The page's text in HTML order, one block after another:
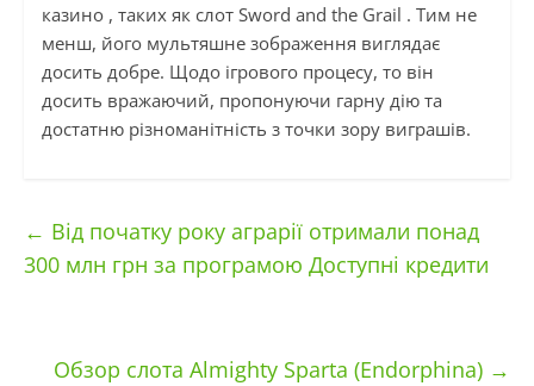
казино , таких як слот Sword and the Grail . Тим не
менш, його мультяшне зображення виглядає
досить добре. Щодо ігрового процесу, то він
досить вражаючий, пропонуючи гарну дію та
достатню різноманітність з точки зору виграшів.
← Від початку року аграрії отримали понад
300 млн грн за програмою Доступні кредити
Обзор слота Almighty Sparta (Endorphina) →